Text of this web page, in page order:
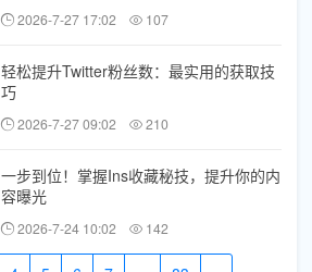
2026-7-27 17:02 107
轻松提升Twitter粉丝数：最实用的获取技
巧
2026-7-27 09:02 210
一步到位！掌握Ins收藏秘技，提升你的内
容曝光
2026-7-24 10:02 142